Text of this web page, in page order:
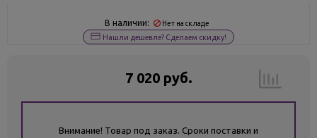
В наличии: Нет на складе
Нашли дешевле? Сделаем скидку!
7 020 руб.
Внимание! Товар под заказ. Сроки поставки и